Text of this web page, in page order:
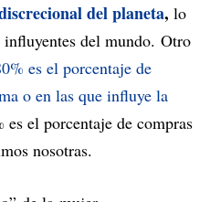
del planeta, lo
influyentes del mundo. Otro
es el porcentaje de
o en las que influye la
el porcentaje de compras
nosotras.